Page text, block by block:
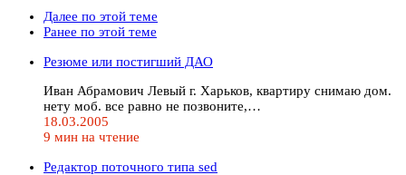
Далее по этой теме
Ранее по этой теме
Резюме или постигший ДАО
Иван Абpамович Левый г. Хаpьков, кваpтиpу снимаю дом.
нету моб. все pавно не позвоните,…
18.03.2005
9 мин на чтение
Редактоp поточного типа sed